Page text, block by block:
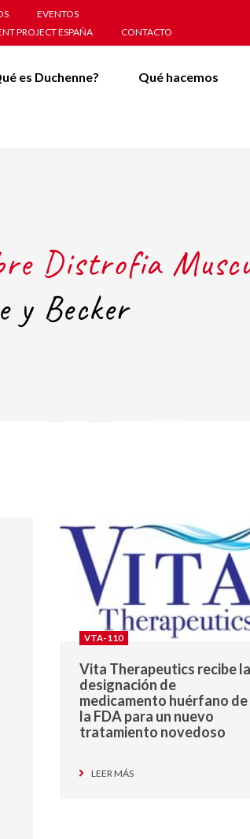
EVENTOS
PROJECT ESPAÑA
CONTACTO
es Duchenne? Qué hacemos
Distrofia
y Becker
VTA-110
Vita Therapeutics recibe la
designación de
medicamento huérfano de
la FDA para un nuevo
tratamiento novedoso
LEER MÁS